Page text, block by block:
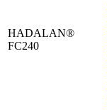
HADALAN®
FC240